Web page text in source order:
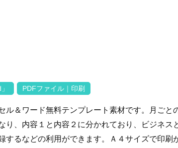
PDFファイル｜印刷
ル＆ワード無料テンプレート素材です。月ごと
、内容１と内容２に分かれており、ビジネス
するなどの利用ができます。Ａ４サイズで印刷